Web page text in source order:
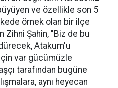
ve özellikle son 5
örnek olan bir ilçe
Zihni Şahin, "Biz de bu
Atakum'u
için var gücümüzle
tarafından bugüne
aynı heyecan